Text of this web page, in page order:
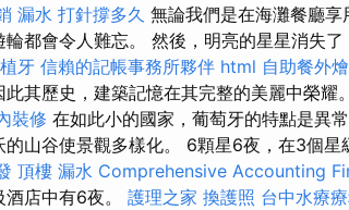
漏水 打針撐多久 無論我們是在海灘餐廳
都會令人難忘。 然後，明亮的星星消失
植牙 信賴的記帳事務所夥伴 html 自助餐外燴
此其歷史，建築記憶在其完整的美麗中榮耀
裝修 在如此小的國家，葡萄牙的特點是異
的山谷使景觀多樣化。 6顆星6夜，在3個
頂樓 漏水 Comprehensive Accounting
店中有6夜。 護理之家 換護照 台中水療